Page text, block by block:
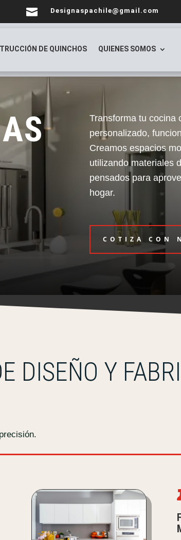
 Designaspachile@gmail.com
DE QUINCHOS QUIENES SOMOS
Transforma tu cocina
personalizado,
Creamos espacios
utilizando materiales
pensados para
hogar.
COTIZA CON
DISEÑO Y